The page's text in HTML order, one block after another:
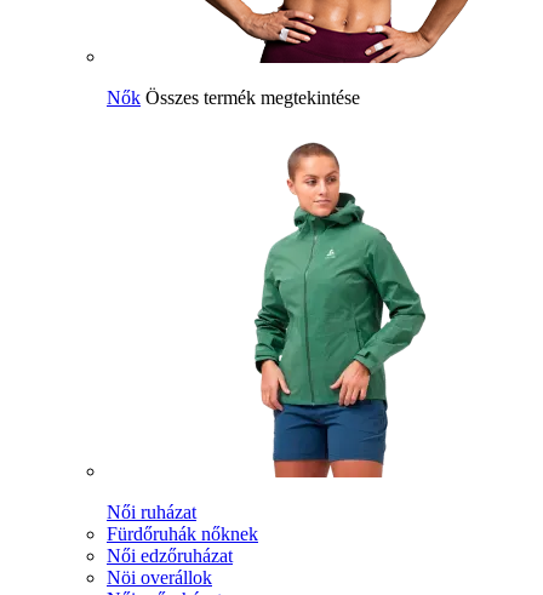
Nők Összes termék megtekintése
Női ruházat
Fürdőruhák nőknek
Női edzőruházat
Nöi overállok